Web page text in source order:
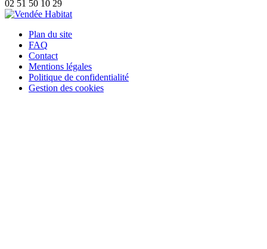
02 51 50 10 29
Plan du site
FAQ
Contact
Mentions légales
Politique de confidentialité
Gestion des cookies